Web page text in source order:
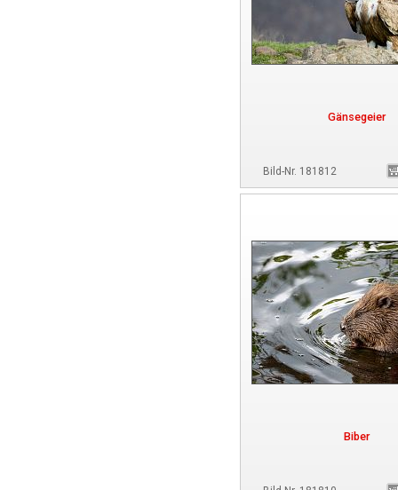
Gänsegeier
Bild-Nr. 181812
Biber